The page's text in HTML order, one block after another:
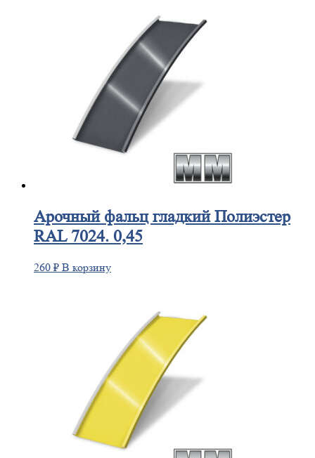
Арочныйфальц гладкий Полиэстер
RAL 7024. 0,45
260 ₽ В корзину